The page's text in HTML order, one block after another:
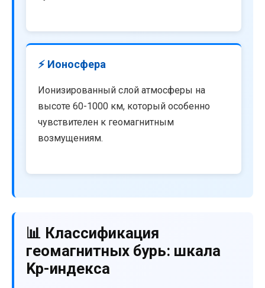
⚡ Ионосфера
Ионизированный слой атмосферы на
высоте 60-1000 км, который особенно
чувствителен к геомагнитным
возмущениям.
📊 Классификация
геомагнитных бурь: шкала
Kp-индекса